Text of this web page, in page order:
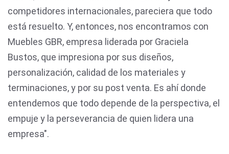
competidores internacionales, pareciera que todo
está resuelto. Y, entonces, nos encontramos con
Muebles GBR, empresa liderada por Graciela
Bustos, que impresiona por sus diseños,
personalización, calidad de los materiales y
terminaciones, y por su post venta. Es ahí donde
entendemos que todo depende de la perspectiva, el
empuje y la perseverancia de quien lidera una
empresa".